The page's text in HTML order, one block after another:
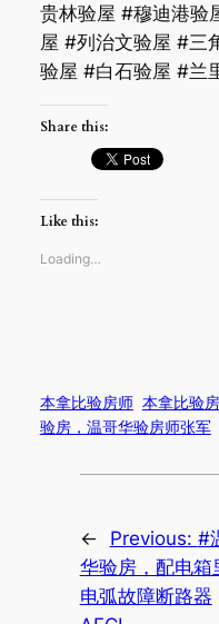
贵林验屋 #穆迪港验
屋 #列治文验屋 #三
验屋 #白石验屋 #兰
Share this:
Like this:
Loading…
本拿比验房师 本拿比验
验房，温哥华验房师张军
← Previous: #
华验房，配电箱
电弧故障断路器